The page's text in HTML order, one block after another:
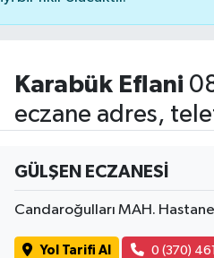
Karabük Eflani
eczane adres,
GÜLŞEN ECZANESİ
Candaroğulları MAH.
Yol Tarifi Al 0 (370)